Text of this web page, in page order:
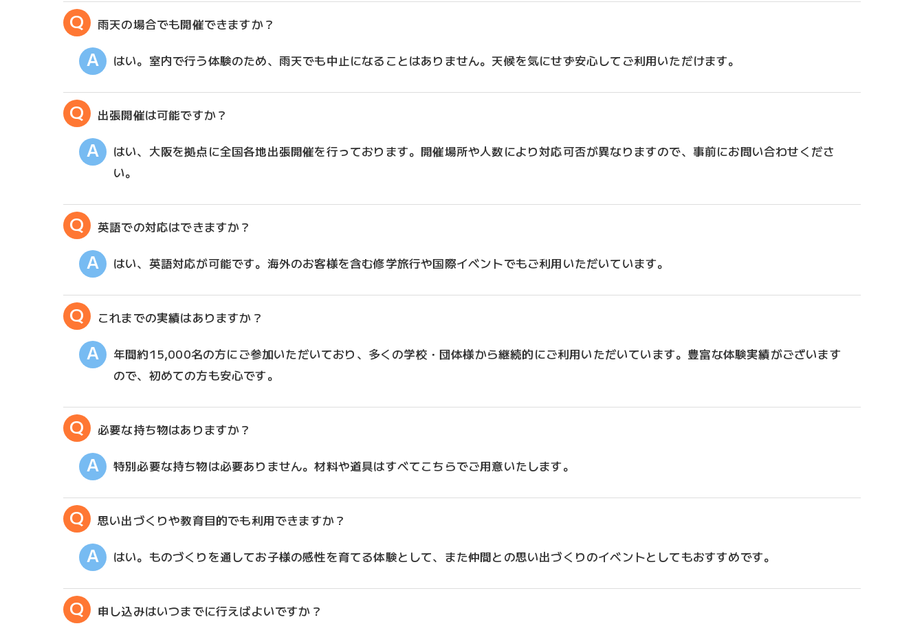
雨天の場合でも開催できますか？
はい。室内で行う体験のため、雨天でも中止になることはありません。天候を気にせず安心してご利用いただけます。
出張開催は可能ですか？
はい、大阪を拠点に全国各地出張開催を行っております。開催場所や人数により対応可否が異なりますので、事前にお問い合わせくださ
い。
英語での対応はできますか？
はい、英語対応が可能です。海外のお客様を含む修学旅行や国際イベントでもご利用いただいています。
これまでの実績はありますか？
年間約15,000名の方にご参加いただいており、多くの学校・団体様から継続的にご利用いただいています。豊富な体験実績がございます
ので、初めての方も安心です。
必要な持ち物はありますか？
特別必要な持ち物は必要ありません。材料や道具はすべてこちらでご用意いたします。
思い出づくりや教育目的でも利用できますか？
はい。ものづくりを通してお子様の感性を育てる体験として、また仲間との思い出づくりのイベントとしてもおすすめです。
申し込みはいつまでに行えばよいですか？